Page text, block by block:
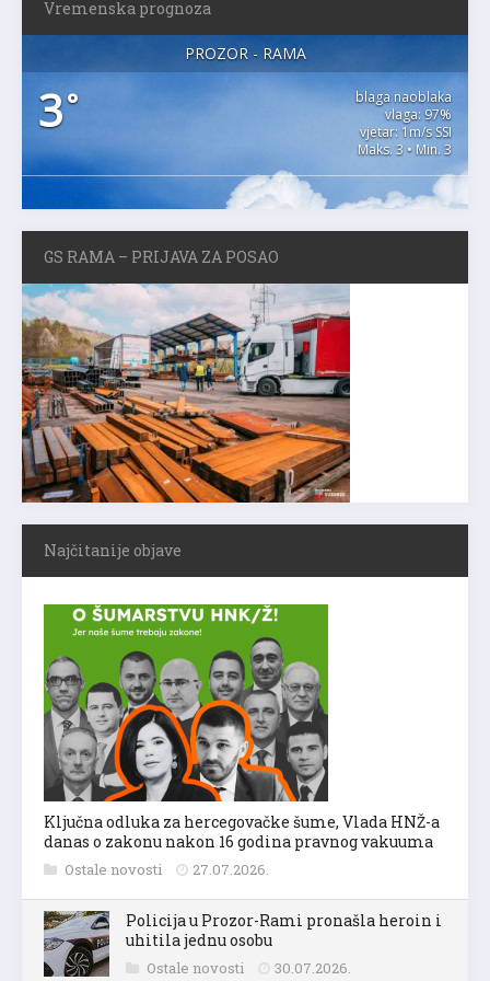
Vremenska prognoza
PROZOR - RAMA
3°
blaga naoblaka
vlaga: 97%
vjetar: 1m/s SSI
Maks. 3 • Min. 3
GS RAMA – PRIJAVA ZA POSAO
Najčitanije objave
Ključna odluka za hercegovačke šume, Vlada HNŽ-a
danas o zakonu nakon 16 godina pravnog vakuuma
Ostale novosti 27.07.2026.
Policija u Prozor-Rami pronašla heroin i
uhitila jednu osobu
Ostale novosti 30.07.2026.